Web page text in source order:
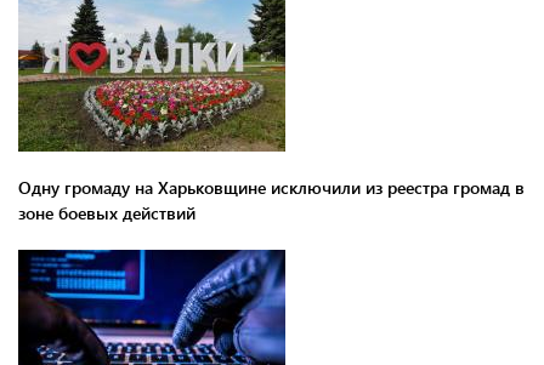
Одну громаду на Харьковщине исключили из реестра громад в
зоне боевых действий